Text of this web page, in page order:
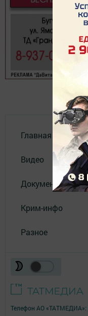
Главная
Видео
Документы
Крим-инфо
Разное
Телефон АО «ТАТМЕДИА»: